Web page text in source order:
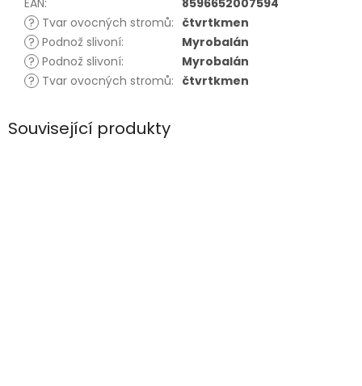
EAN:
8596652007594
? Tvar ovocných stromů: čtvrtkmen
? Podnož slivoní:
Myrobalán
? Podnož slivoní:
Myrobalán
? Tvar ovocných stromů: čtvrtkmen
Související produkty